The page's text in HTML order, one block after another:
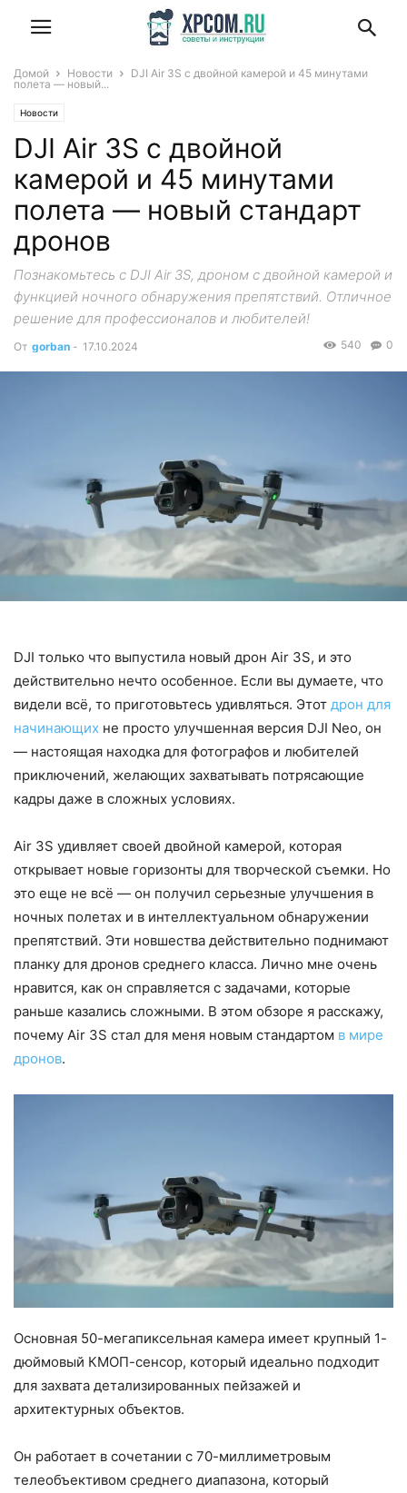
Домой Новости
DJI Air 3S с двойной камерой и 45 минутами
полета — новый...
Новости
DJI Air 3S с двойной
камерой и 45 минутами
полета — новый стандарт
дронов
Познакомьтесь с DJI Air 3S, дроном с двойной камерой и
функцией ночного обнаружения препятствий. Отличное
решение для профессионалов и любителей!
От gorban - 17.10.2024 0
540
DJI только что выпустила новый дрон Air 3S, и это
действительно нечто особенное. Если вы думаете, что
видели всё, то приготовьтесь удивляться. Этот дрон для
начинающих не просто улучшенная версия DJI Neo, он
— настоящая находка для фотографов и любителей
приключений, желающих захватывать потрясающие
кадры даже в сложных условиях.
Air 3S удивляет своей двойной камерой, которая
открывает новые горизонты для творческой съемки. Но
это еще не всё — он получил серьезные улучшения в
ночных полетах и в интеллектуальном обнаружении
препятствий. Эти новшества действительно поднимают
планку для дронов среднего класса. Лично мне очень
нравится, как он справляется с задачами, которые
раньше казались сложными. В этом обзоре я расскажу,
почему Air 3S стал для меня новым стандартом в мире
дронов.
Основная 50-мегапиксельная камера имеет крупный 1-
дюймовый КМОП-сенсор, который идеально подходит
для захвата детализированных пейзажей и
архитектурных объектов.
Он работает в сочетании с 70-миллиметровым
телеобъективом среднего диапазона, который